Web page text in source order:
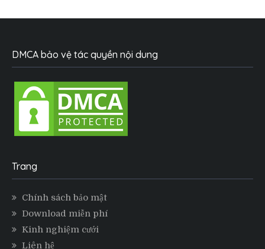
DMCA bảo vệ tác quyền nội dung
Trang
Chính sách bảo mật
Download miễn phí
Kinh nghiệm cưới
Liên hệ